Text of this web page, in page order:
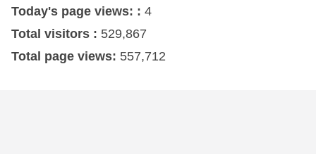
Today's page views: : 4
Total visitors : 529,867
Total page views: 557,712